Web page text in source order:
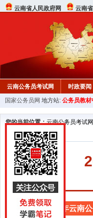
云南省人民政府网 云南
云南公务员考试网 时政要闻
国家公务员网 地方站: 公务员教
您的当前位置：云南公务员考试网
2016年云南